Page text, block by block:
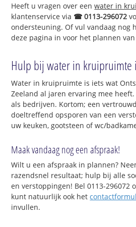
Heeft u vragen over eenwater in
klantenservice via ☎ 0113-296072
ondersteuning. Of vul vandaag nog
deze pagina in voor het plannen
Hulp bij water in kruipruimte
Water in kruipruimte is iets wat
Zeeland al jaren ervaring mee
als bedrijven. Kortom; een
doeltreffend opsporen van een
uw keuken, gootsteen of wc/
Maak vandaag nog een afspraak!
Wilt u een afspraak in plannen?
razendsnel resultaat; hulp bij alle
en verstoppingen! Bel 0113-296072
kunt natuurlijk ook het
invullen.